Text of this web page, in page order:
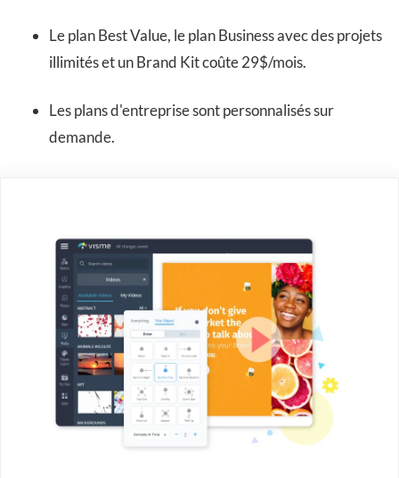
Le plan Best Value, le plan Business avec des projets
illimités et un Brand Kit coûte 29$/mois.
Les plans d'entreprise sont personnalisés sur
demande.